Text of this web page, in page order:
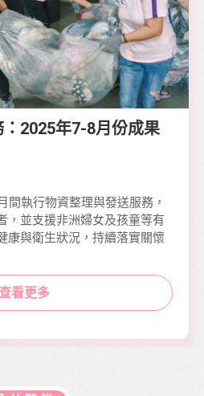
2025年7-8月份成果
間執行物資整理與發送服務，
，並支援非洲婦女及孩童等有
康與衛生狀況，持續落實關懷
查看更多